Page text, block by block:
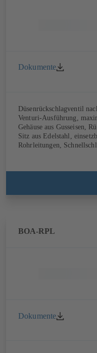
Dokumente
Düsenrückschlagventil
Venturi-Ausführung,
Gehäuse aus Gusseisen,
Sitz aus Edelstahl,
Rohrleitungen,
BOA-RPL
Dokumente